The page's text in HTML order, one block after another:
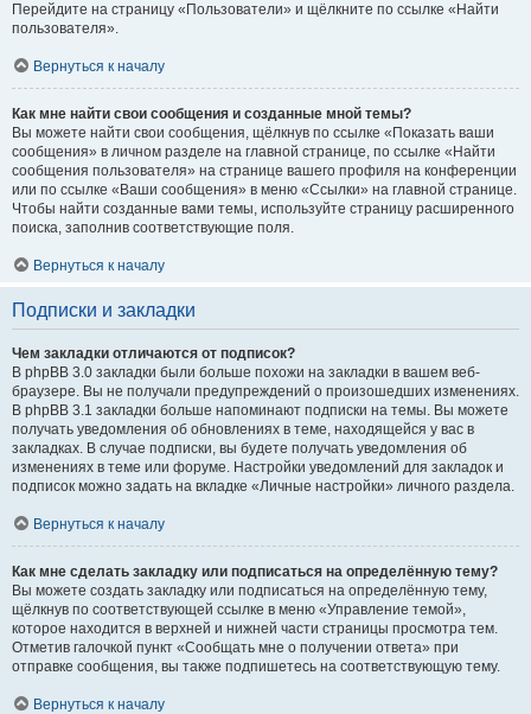
Перейдите на страницу «Пользователи» и щёлкните по ссылке «Найти
пользователя».
Вернуться к началу
Как мне найти свои сообщения и созданные мной темы?
Вы можете найти свои сообщения, щёлкнув по ссылке «Показать ваши
сообщения» в личном разделе на главной странице, по ссылке «Найти
сообщения пользователя» на странице вашего профиля на конференции
или по ссылке «Ваши сообщения» в меню «Ссылки» на главной странице.
Чтобы найти созданные вами темы, используйте страницу расширенного
поиска, заполнив соответствующие поля.
Вернуться к началу
Подписки и закладки
Чем закладки отличаются от подписок?
В phpBB 3.0 закладки были больше похожи на закладки в вашем веб-
браузере. Вы не получали предупреждений о произошедших изменениях.
В phpBB 3.1 закладки больше напоминают подписки на темы. Вы можете
получать уведомления об обновлениях в теме, находящейся у вас в
закладках. В случае подписки, вы будете получать уведомления об
изменениях в теме или форуме. Настройки уведомлений для закладок и
подписок можно задать на вкладке «Личные настройки» личного раздела.
Вернуться к началу
Как мне сделать закладку или подписаться на определённую тему?
Вы можете создать закладку или подписаться на определённую тему,
щёлкнув по соответствующей ссылке в меню «Управление темой»,
которое находится в верхней и нижней части страницы просмотра тем.
Отметив галочкой пункт «Сообщать мне о получении ответа» при
отправке сообщения, вы также подпишетесь на соответствующую тему.
Вернуться к началу